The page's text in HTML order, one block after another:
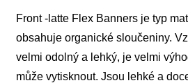
Front -latte Flex Banners je typ
obsahuje organické sloučeniny.
velmi odolný a lehký, je velmi
může vytisknout. Jsou lehké a